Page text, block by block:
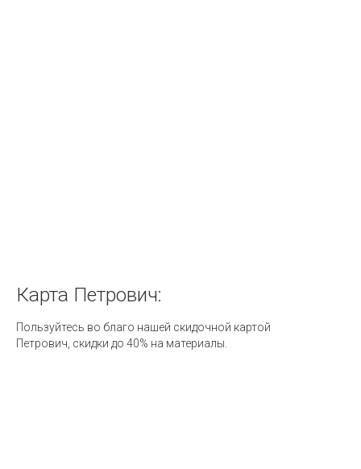
Карта Петрович:
Пользуйтесь во благо нашей скидочной картой
Петрович, скидки до 40% на материалы.